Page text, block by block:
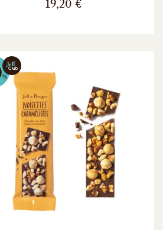
19,20 €